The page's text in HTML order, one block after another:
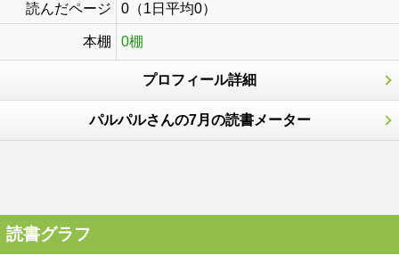
読んだページ 0（1日平均0）
本棚 0棚
プロフィール詳細
パルパルさんの7月の読書メーター
読書グラフ